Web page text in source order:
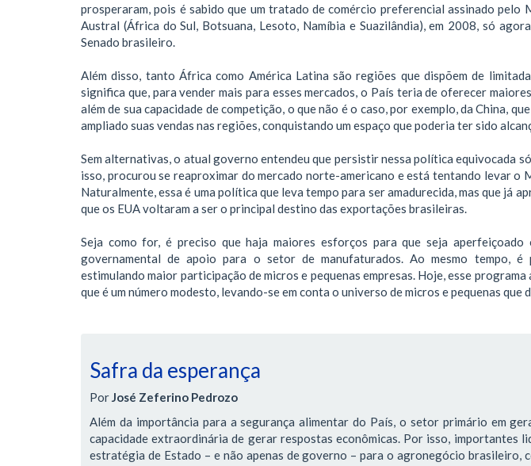
prosperaram, pois é sabido que um tratado de comércio preferencial assinado pelo
Austral (África do Sul, Botsuana, Lesoto, Namíbia e Suazilândia), em 2008, só
Senado brasileiro.
Além disso, tanto África como América Latina são regiões que dispõem de
significa que, para vender mais para esses mercados, o País teria de oferecer
além de sua capacidade de competição, o que não é o caso, por exemplo, da China,
ampliado suas vendas nas regiões, conquistando um espaço que poderia ter sido
Sem alternativas, o atual governo entendeu que persistir nessa política equivocada
isso, procurou se reaproximar do mercado norte-americano e está tentando levar o
Naturalmente, essa é uma política que leva tempo para ser amadurecida, mas que já
que os EUA voltaram a ser o principal destino das exportações brasileiras.
Seja como for, é preciso que haja maiores esforços para que seja aperfeiçoado
governamental de apoio para o setor de manufaturados. Ao mesmo tempo, é
estimulando maior participação de micros e pequenas empresas. Hoje, esse programa
que é um número modesto, levando-se em conta o universo de micros e pequenas que
Safra da esperança
PorJosé Zeferino Pedrozo
Além da importância para a segurança alimentar do País, o setor primário em
capacidade extraordinária de gerar respostas econômicas. Por isso, importantes
estratégia de Estado – e não apenas de governo – para o agronegócio brasileiro,